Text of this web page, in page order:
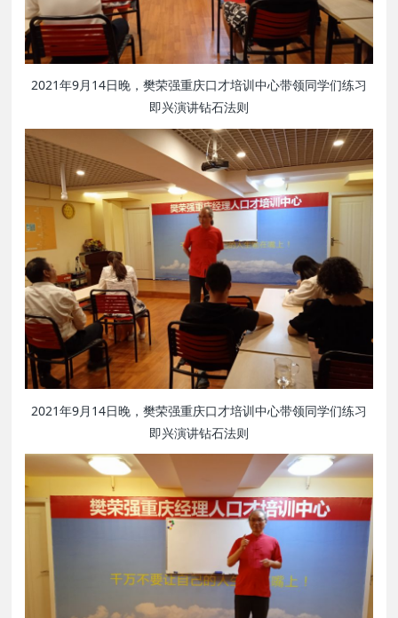
2021年9月14日晚，樊荣强重庆口才培训中心带领同学们练习
即兴演讲钻石法则
2021年9月14日晚，樊荣强重庆口才培训中心带领同学们练习
即兴演讲钻石法则